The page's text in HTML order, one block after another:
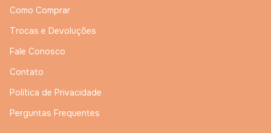
Como Comprar
Trocas e Devoluções
Fale Conosco
Contato
Política de Privacidade
Perguntas Frequentes